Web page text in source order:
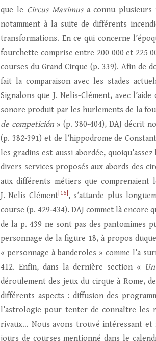
que le Circus Maximusa connu plusieurs
notamment à la suite de différents
transformations. En ce qui concerne
fourchette comprise entre 200 000 et 225
courses du Grand Cirque (p. 339). Afin de
fait la comparaison avec les stades
Signalons que J. Nelis-Clément, avec
sonore produit par les hurlements de la
de competición » (p. 380‑404), DAJ décrit
(p. 382‑391) et de l’hippodrome de
les gradins est aussi abordée,
divers services proposés aux abords des
aux différents métiers que comprenaient
J. Nelis-Clément [16] , s’attarde plus
course (p. 429‑434). DAJ commet là
de la p. 439 ne sont pas des pantomimes
personnage de la figure 18, à propos
« personnage à banderoles » comme l’a
412. Enfin, dans la dernière section «
déroulement des jeux du cirque à Rome,
différents aspects : diffusion des
l’astrologie pour tenter de connaître les
rivaux… Nous avons trouvé intéressant et
jours de courses mentionné dans le